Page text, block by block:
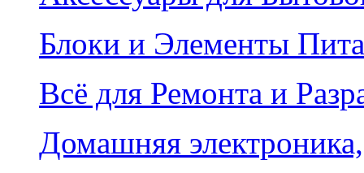
Блоки и Элементы
Всё для Ремонта и
Домашняя